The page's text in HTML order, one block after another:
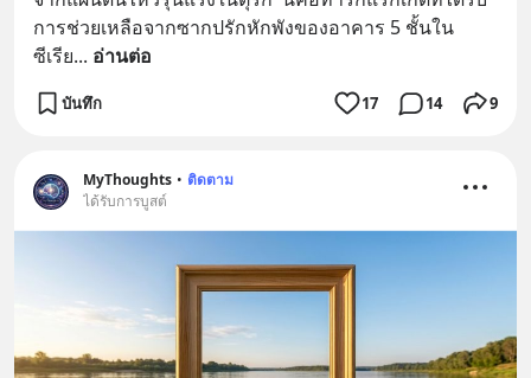
การช่วยเหลือจากซากปรักหักพังของอาคาร 5 ชั้นใน
ซีเรีย... อ่านต่อ
บันทึก 17 14 9
MyThoughts • ติดตาม
ได้รับการบูสต์